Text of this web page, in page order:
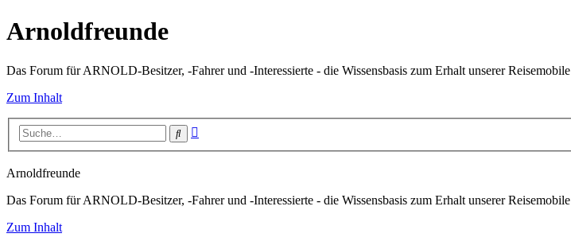
Arnoldfreunde
Das Forum für ARNOLD-Besitzer, -Fahrer und -Interessierte - die Wissensbasis zum Erhalt unserer Reisemobile
Zum Inhalt
Suche
Arnoldfreunde
Das Forum für ARNOLD-Besitzer, -Fahrer und -Interessierte - die Wissensbasis zum Erhalt unserer Reisemobile
Zum Inhalt